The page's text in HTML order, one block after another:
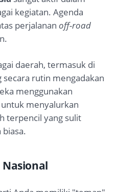
kegiatan. Agenda
perjalanan off-road
daerah, termasuk di
secara rutin mengadakan
menggunakan
menyalurkan
terpencil yang sulit
Nasional